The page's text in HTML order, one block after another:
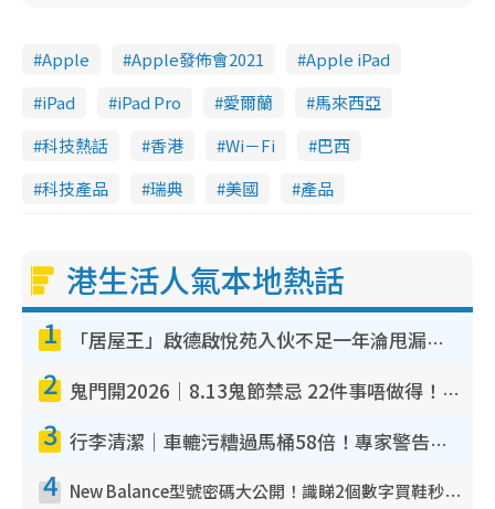
Apple Apple發佈會2021
Apple iPad
iPad
iPad Pro 愛爾蘭
馬來西亞
科技熱話
香港 Wi－Fi
巴西
科技產品
瑞典 美國 產品
港生活人氣本地熱話
1 「居屋王」啟德啟悅苑入伙不足一年淪甩漏之王！插頭噴火花致大停電 多戶業主全屋家電報銷
2 鬼門開2026｜8.13鬼節禁忌 22件事唔做得！燒肉、刺身要少食？半夜勿吹口哨/打呢個電話
3 行李清潔｜車轆污糟過馬桶58倍！專家警告忌用酒精抹 教1招免污手除菌
4 New Balance型號密碼大公開！識睇2個數字買鞋秒知功能免中伏 附5大熱門鞋款